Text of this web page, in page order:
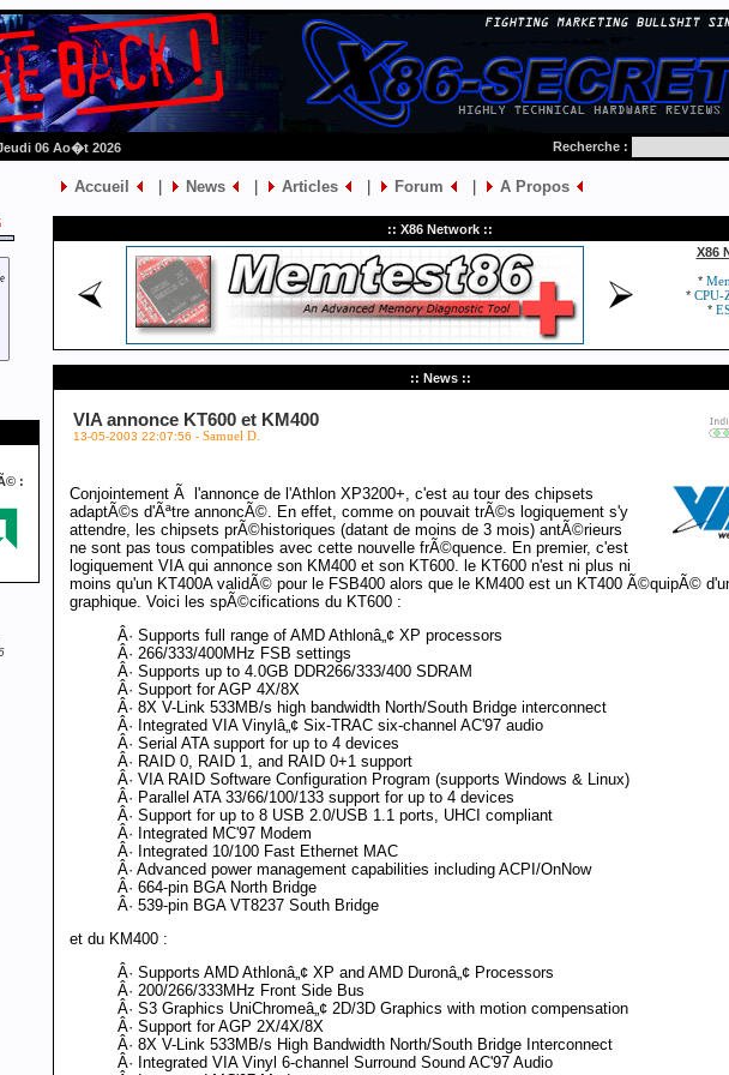
06 Ao�t 2026 Recherche :
Accueil News Articles Forum A Propos
:
:: X86 Network ::
X86
*
* CPU-
*
:: News ::
VIA annonce KT600 et KM400
13-05-2003 22:07:56 - Samuel D.
Conjointement Ã l'annonce de l'Athlon XP3200+, c'est au tour des chipsets
adaptÃ©s d'Ãªtre annoncÃ©. En effet, comme on pouvait trÃ©s logiquement s'y
attendre, les chipsets prÃ©historiques (datant de moins de 3 mois) antÃ©rieurs
ne sont pas tous compatibles avec cette nouvelle frÃ©quence. En premier, c'est
logiquement VIA qui annonce son KM400 et son KT600. le KT600 n'est ni plus ni
moins qu'un KT400A validÃ© pour le FSB400 alors que le KM400 est un KT400 Ã©quipÃ©
graphique. Voici les spÃ©cifications du KT600 :
Â· Supports full range of AMD Athlonâ„¢ XP processors
Â· 266/333/400MHz FSB settings
Â· Supports up to 4.0GB DDR266/333/400 SDRAM
Â· Support for AGP 4X/8X
Â· 8X V-Link 533MB/s high bandwidth North/South Bridge interconnect
Â· Integrated VIA Vinylâ„¢ Six-TRAC six-channel AC'97 audio
Â· Serial ATA support for up to 4 devices
Â· RAID 0, RAID 1, and RAID 0+1 support
Â· VIA RAID Software Configuration Program (supports Windows & Linux)
Â· Parallel ATA 33/66/100/133 support for up to 4 devices
Â· Support for up to 8 USB 2.0/USB 1.1 ports, UHCI compliant
Â· Integrated MC'97 Modem
Â· Integrated 10/100 Fast Ethernet MAC
Â· Advanced power management capabilities including ACPI/OnNow
Â· 664-pin BGA North Bridge
Â· 539-pin BGA VT8237 South Bridge
et du KM400 :
Â· Supports AMD Athlonâ„¢ XP and AMD Duronâ„¢ Processors
Â· 200/266/333MHz Front Side Bus
Â· S3 Graphics UniChromeâ„¢ 2D/3D Graphics with motion compensation
Â· Support for AGP 2X/4X/8X
Â· 8X V-Link 533MB/s High Bandwidth North/South Bridge Interconnect
Â· Integrated VIA Vinyl 6-channel Surround Sound AC'97 Audio